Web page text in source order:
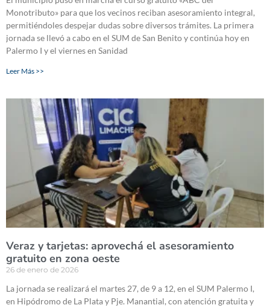
Monotributo» para que los vecinos reciban asesoramiento integral,
permitiéndoles despejar dudas sobre diversos trámites. La primera
jornada se llevó a cabo en el SUM de San Benito y continúa hoy en
Palermo I y el viernes en Sanidad
Leer Más >>
Veraz y tarjetas: aprovechá el asesoramiento
gratuito en zona oeste
26 de enero de 2026
La jornada se realizará el martes 27, de 9 a 12, en el SUM Palermo I,
en Hipódromo de La Plata y Pje. Manantial, con atención gratuita y